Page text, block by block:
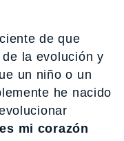
de que
la evolución y
un niño o un
he nacido
es mi corazón